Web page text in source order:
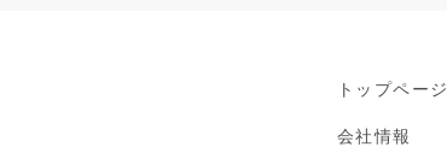
トップページ
会社情報